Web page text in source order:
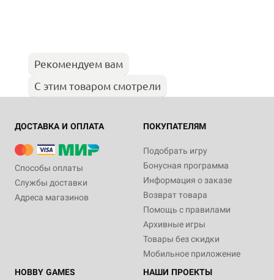
Рекомендуем вам
С этим товаром смотрели
ДОСТАВКА И ОПЛАТА
Способы оплаты
Службы доставки
Адреса магазинов
ПОКУПАТЕЛЯМ
Подобрать игру
Бонусная программа
Информация о заказе
Возврат товара
Помощь с правилами
Архивные игры
Товары без скидки
Мобильное приложение
HOBBY GAMES
НАШИ ПРОЕКТЫ